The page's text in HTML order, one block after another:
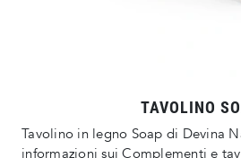
TAVOLINO
Tavolino in legno Soap di Devina
informazioni sui Complementi e